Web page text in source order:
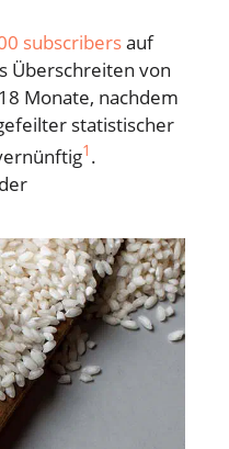
subscribersauf
Überschreiten von
Monate, nachdem
statistischer
1 .